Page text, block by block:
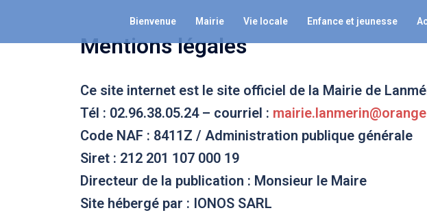
Bienvenue Mairie Vie locale Enfance et jeunesse
Mentions légales
Ce site internet est le site officiel de la Mairie de
Tél : 02.96.38.05.24 – courriel :
Code NAF : 8411Z / Administration publique générale
Siret : 212 201 107 000 19
Directeur de la publication : Monsieur le Maire
Site hébergé par : IONOS SARL